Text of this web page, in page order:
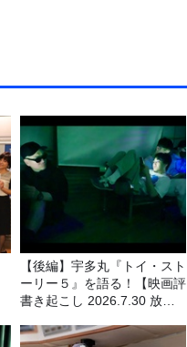
【後編】宇多丸『トイ・スト
ーリー５』を語る！【映画評
書き起こし 2026.7.30 放